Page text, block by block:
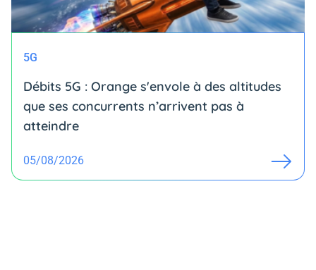
5G
Débits 5G : Orange s'envole à des altitudes
que ses concurrents n’arrivent pas à
atteindre
05/08/2026